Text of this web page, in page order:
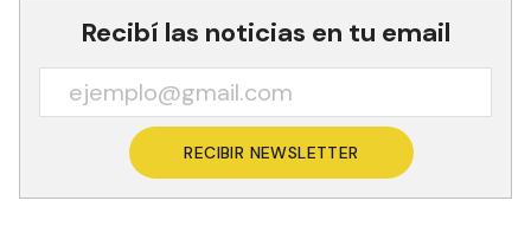
Recibí las noticias en tu email
RECIBIR NEWSLETTER